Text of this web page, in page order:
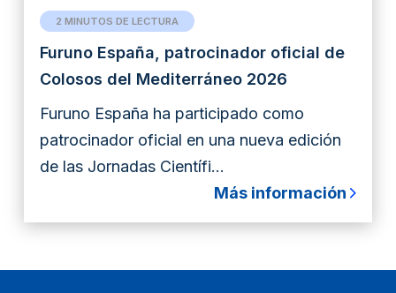
2 MINUTOS DE LECTURA
Furuno España, patrocinador oficial de
Colosos del Mediterráneo 2026
Furuno España ha participado como
patrocinador oficial en una nueva edición
de las Jornadas Científi...
Más información